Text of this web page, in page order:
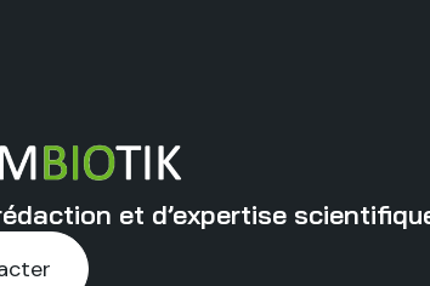
et d’expertise